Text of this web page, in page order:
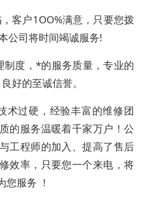
客户1OO%满意，只要您拨
公司将时间竭诚服务!
制度，*的服务质量，专业的
好的至诚信誉。
术过硬，经验丰富的维修团
的服务温暖着千家万户！公
工程师的加入、提高了售后
效率，只要您一个来电，将
您服务 ！